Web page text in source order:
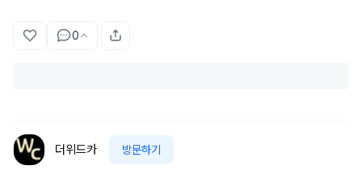
0
더위드카 방문하기